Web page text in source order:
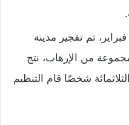
تم تفجير مدينة
من الإرهاب، نتج
شخصًا قام التنظيم